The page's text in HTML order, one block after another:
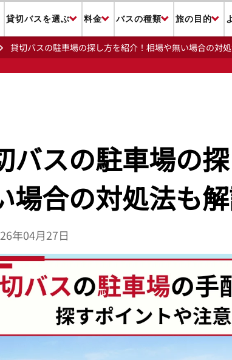
貸切バスを選ぶ 料金 バスの種類 旅の目的
貸切バスの駐車場の探し方を紹介！相場や無い場合の対
バスの駐車場の
場合の対処法も
年04月27日